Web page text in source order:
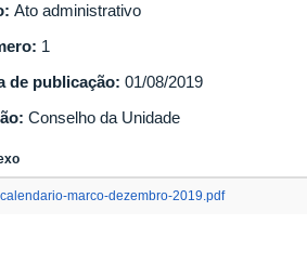
Ato administrativo
1
de publicação: 01/08/2019
Conselho da Unidade
calendario-marco-dezembro-2019.pdf